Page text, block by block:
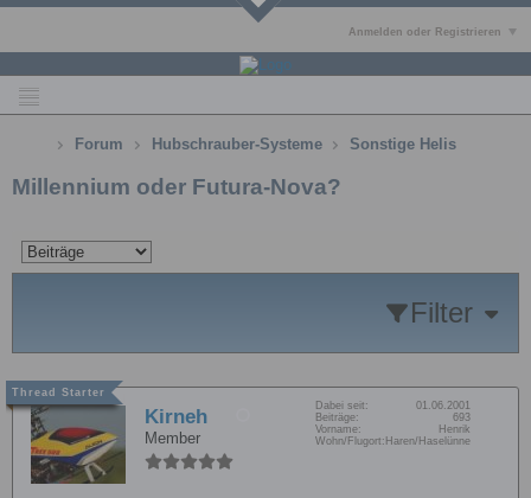
Anmelden oder Registrieren
Forum Hubschrauber-Systeme Sonstige Helis
Millennium oder Futura-Nova?
Filter
Kirneh
Member
Dabei seit:
01.06.2001
Beiträge:
693
Vorname:
Henrik
Wohn/Flugort: Haren/Haselünne